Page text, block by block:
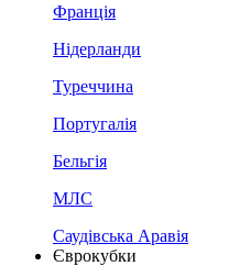
Франція
Нідерланди
Туреччина
Португалія
Бельгія
МЛС
Саудівська Аравія
Єврокубки